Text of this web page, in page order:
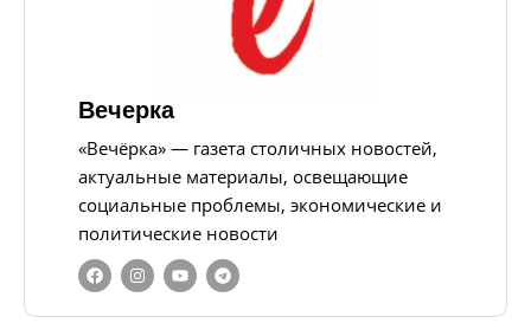
Вечерка
«Вечёрка» — газета столичных новостей,
актуальные материалы, освещающие
социальные проблемы, экономические и
политические новости